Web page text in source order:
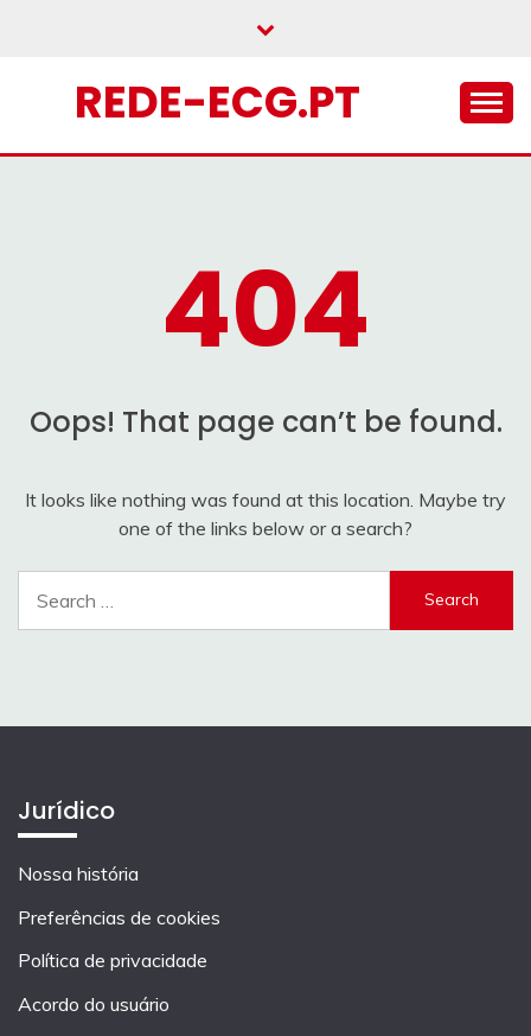
REDE-ECG.PT
404
Oops! That page can’t be found.
It looks like nothing was found at this location. Maybe try
one of the links below or a search?
Jurídico
Nossa história
Preferências de cookies
Política de privacidade
Acordo do usuário